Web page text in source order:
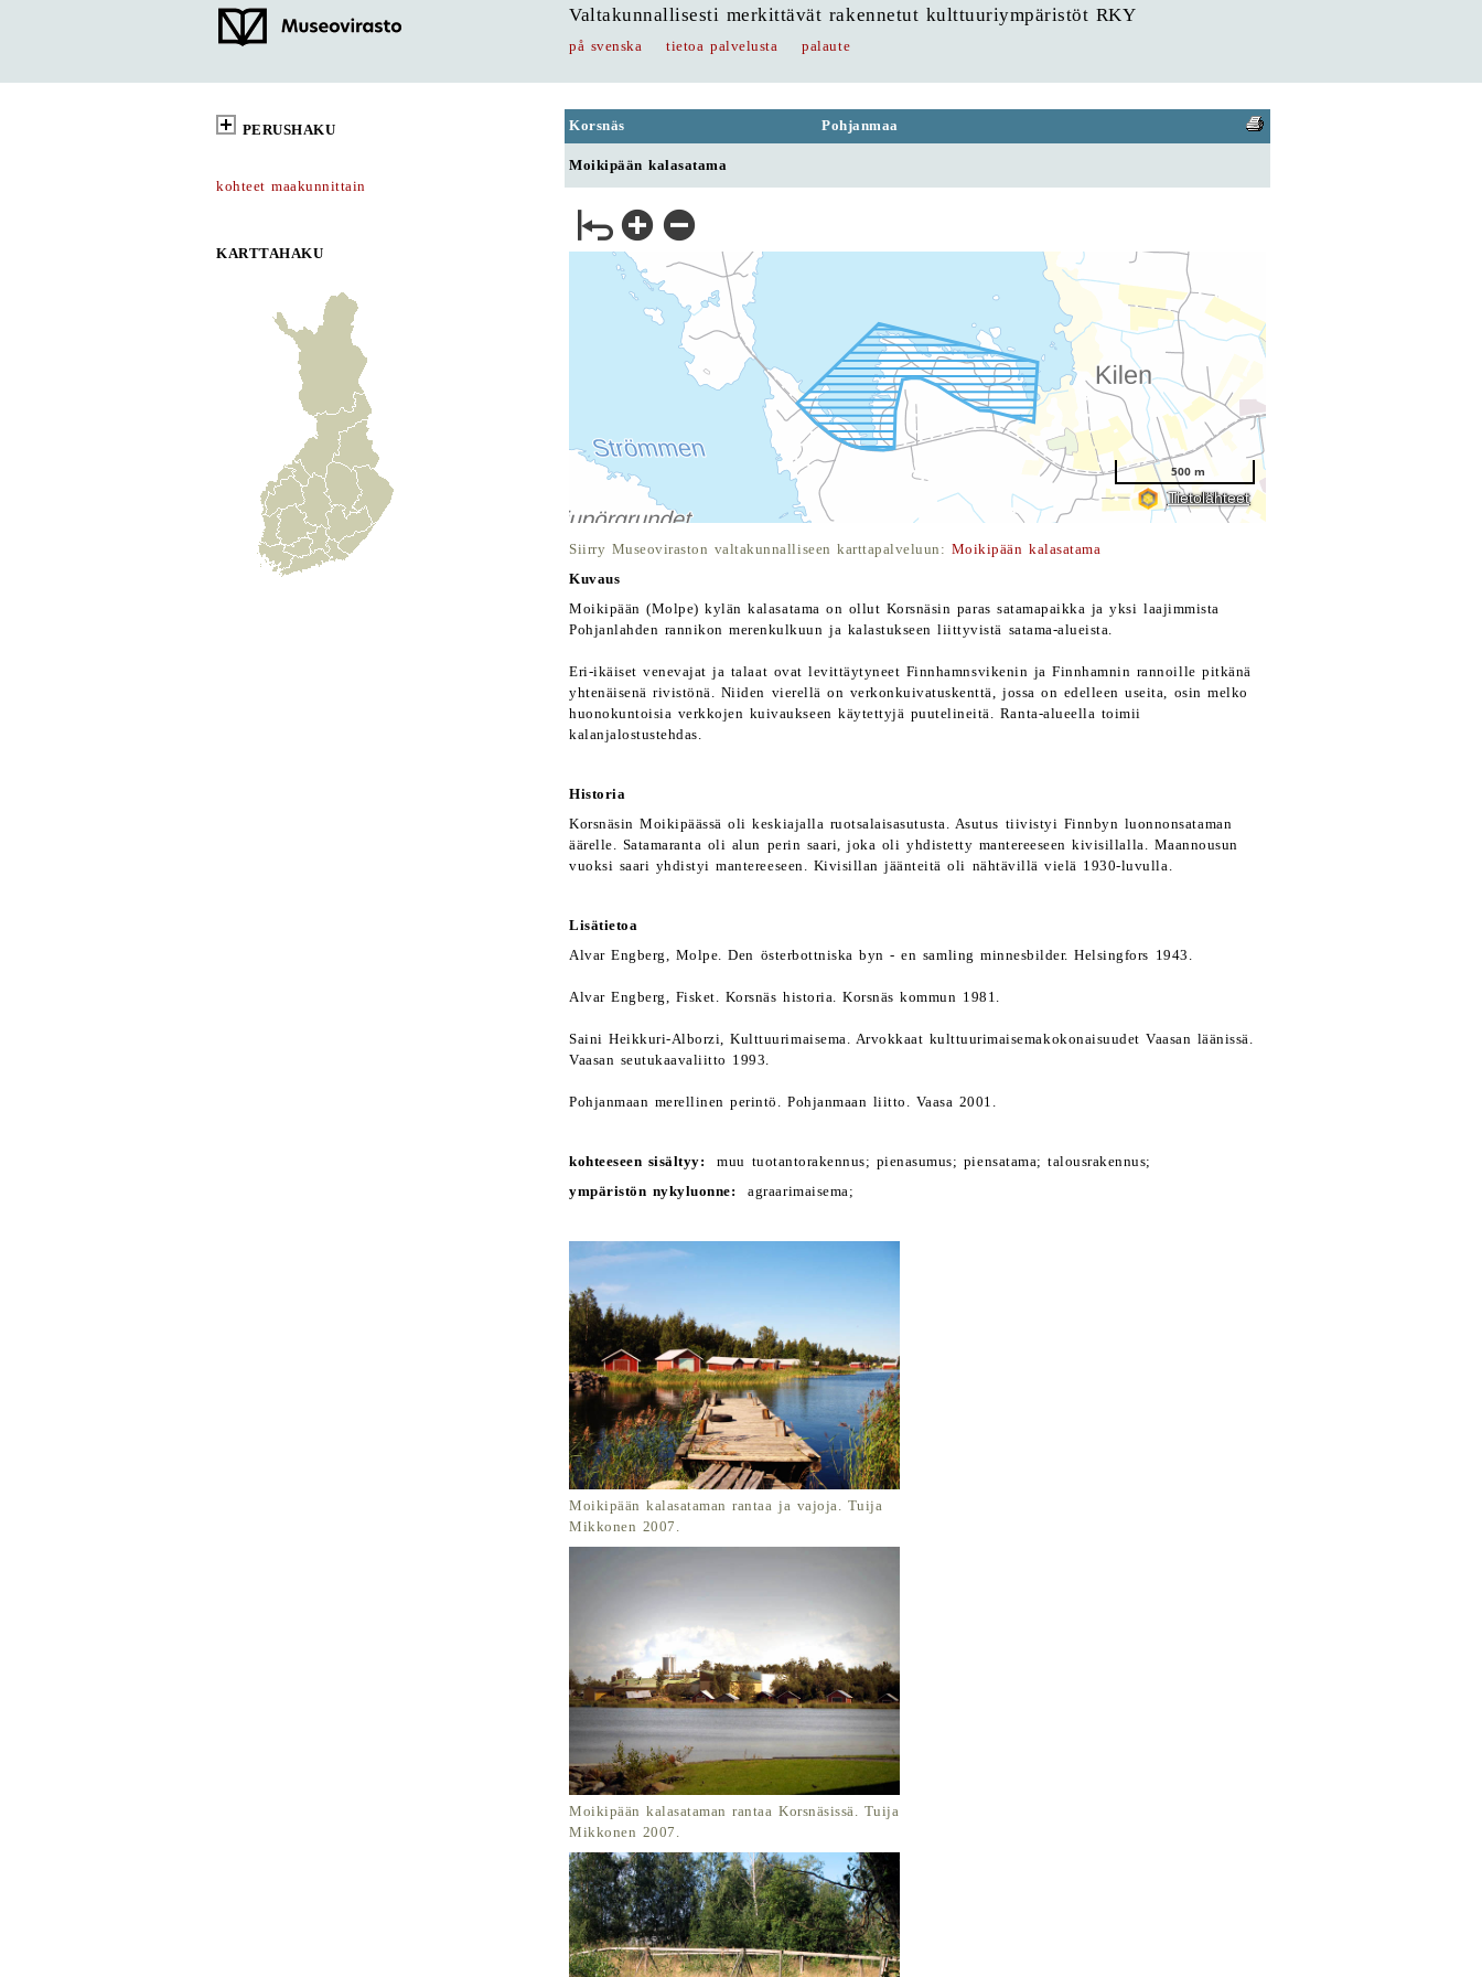
Valtakunnallisesti merkittävät rakennetut kulttuuriympäristöt RKY
på svenska tietoa palvelusta palaute
PERUSHAKU
kohteet maakunnittain
KARTTAHAKU
Korsnäs Pohjanmaa
Moikipään kalasatama
Siirry Museoviraston valtakunnalliseen karttapalveluun: Moikipään kalasatama
Kuvaus
Moikipään (Molpe) kylän kalasatama on ollut Korsnäsin paras satamapaikka ja yksi laajimmista
Pohjanlahden rannikon merenkulkuun ja kalastukseen liittyvistä satama-alueista.
Eri-ikäiset venevajat ja talaat ovat levittäytyneet Finnhamnsvikenin ja Finnhamnin rannoille pitkänä
yhtenäisenä rivistönä. Niiden vierellä on verkonkuivatuskenttä, jossa on edelleen useita, osin melko
huonokuntoisia verkkojen kuivaukseen käytettyjä puutelineitä. Ranta-alueella toimii
kalanjalostustehdas.
Historia
Korsnäsin Moikipäässä oli keskiajalla ruotsalaisasutusta. Asutus tiivistyi Finnbyn luonnonsataman
äärelle. Satamaranta oli alun perin saari, joka oli yhdistetty mantereeseen kivisillalla. Maannousun
vuoksi saari yhdistyi mantereeseen. Kivisillan jäänteitä oli nähtävillä vielä 1930-luvulla.
Lisätietoa
Alvar Engberg, Molpe. Den österbottniska byn - en samling minnesbilder. Helsingfors 1943.
Alvar Engberg, Fisket. Korsnäs historia. Korsnäs kommun 1981.
Saini Heikkuri-Alborzi, Kulttuurimaisema. Arvokkaat kulttuurimaisemakokonaisuudet Vaasan läänissä.
Vaasan seutukaavaliitto 1993.
Pohjanmaan merellinen perintö. Pohjanmaan liitto. Vaasa 2001.
kohteeseen sisältyy: muu tuotantorakennus; pienasumus; piensatama; talousrakennus;
ympäristön nykyluonne: agraarimaisema;
Moikipään kalasataman rantaa ja vajoja. Tuija
Mikkonen 2007.
Moikipään kalasataman rantaa Korsnäsissä. Tuija
Mikkonen 2007.